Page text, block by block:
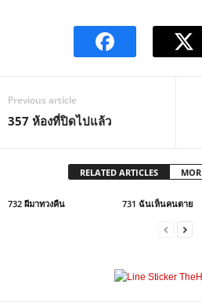
Previous article
357 ห้องที่ปิดไปแล้ว
RELATED ARTICLES
732 ผีมาทวงคืน 731 ฉันเห็นคนตาย